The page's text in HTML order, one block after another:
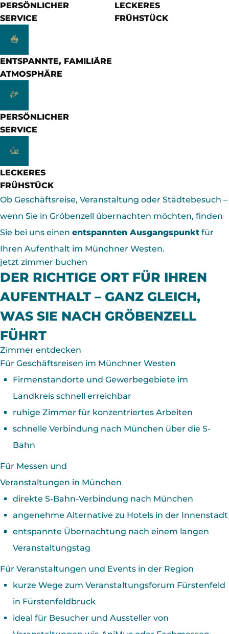
PERSÖNLICHER
SERVICE
LECKERES
FRÜHSTÜCK
ENTSPANNTE, FAMILIÄRE
ATMOSPHÄRE
PERSÖNLICHER
SERVICE
LECKERES
FRÜHSTÜCK
Ob Geschäftsreise, Veranstaltung oder Städtebesuch –
wenn Sie in Gröbenzell übernachten möchten, finden
Sie bei uns einen entspannten Ausgangspunkt für
Ihren Aufenthalt im Münchner Westen.
jetzt zimmer buchen
DER RICHTIGE ORT FÜR IHREN
AUFENTHALT – GANZ GLEICH,
WAS SIE NACH GRÖBENZELL
FÜHRT
Zimmer entdecken
Für Geschäfts­reisen im Münchner Westen
Firmenstandorte und Gewerbegebiete im
Landkreis schnell erreichbar
ruhige Zimmer für konzentriertes Arbeiten
schnelle Verbindung nach München über die S-
Bahn
Für Messen und
Veranstaltungen in München
direkte S-Bahn-Verbindung nach München
angenehme Alternative zu Hotels in der Innenstadt
entspannte Übernachtung nach einem langen
Veranstaltungstag
Für Veranstaltungen und Events in der Region
kurze Wege zum Veranstaltungsforum Fürstenfeld
in Fürstenfeldbruck
ideal für Besucher und Aussteller von